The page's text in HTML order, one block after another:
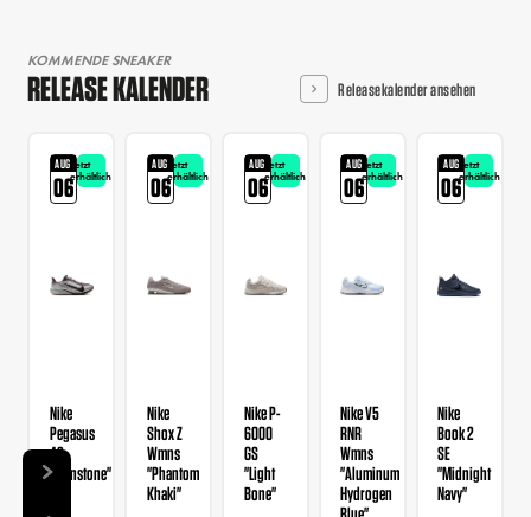
KOMMENDE SNEAKER
RELEASE KALENDER Releasekalender ansehen
AUG
06
Jetzt
erhältlich
Nike
Pegasus
42
"Ironstone"
AUG
06
Jetzt
erhältlich
Nike
Shox Z
Wmns
"Phantom
Khaki"
AUG
06
Jetzt
erhältlich
Nike P-
6000
GS
"Light
Bone"
AUG
06
Jetzt
erhältlich
Nike V5
RNR
Wmns
"Aluminum
Hydrogen
AUG
06
Jetzt
erhältlich
Nike
Book 2
SE
"Midnight
Navy"